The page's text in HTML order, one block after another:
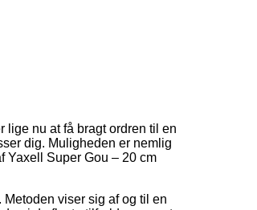
nu at få bragt ordren til en
dig. Muligheden er nemlig
Yaxell Super Gou – 20 cm
viser sig af og til en